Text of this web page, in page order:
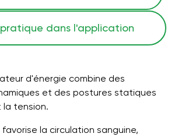
pratique dans l'application
d'énergie combine des
et des postures statiques
la tension.
la circulation sanguine,